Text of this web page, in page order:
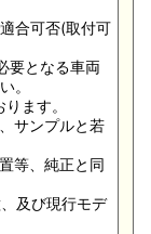
合可否(取付可
要となる車両
。
ます。
サンプルと若
等、純正と同
及び現行モデ